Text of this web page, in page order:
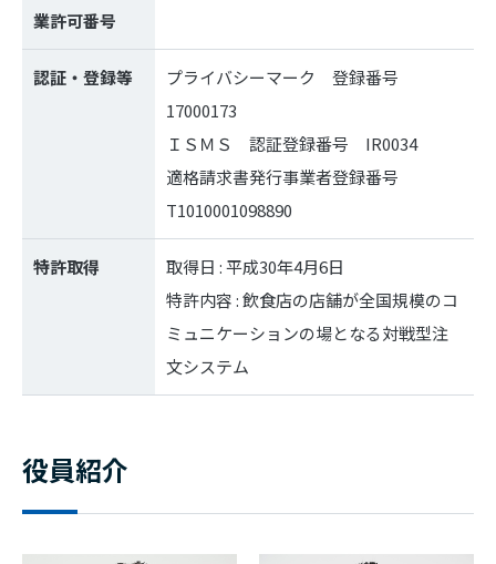
業許可番号
認証・登録等
プライバシーマーク 登録番号
17000173
ＩＳＭＳ 認証登録番号 IR0034
適格請求書発行事業者登録番号
T1010001098890
特許取得
取得日 : 平成30年4月6日
特許内容 : 飲食店の店舗が全国規模のコ
ミュニケーションの場となる対戦型注
文システム
役員紹介